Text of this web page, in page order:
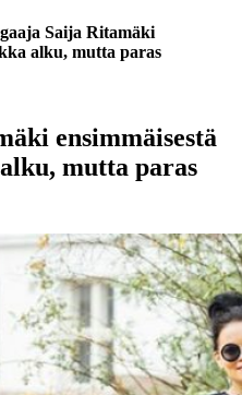
Saija Ritamäki
alku, mutta paras
ensimmäisestä
mutta paras